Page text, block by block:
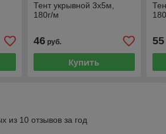
Тент укрывной 3х5м,
180г/м
46руб.
Купить
55
из 10 отзывов за год